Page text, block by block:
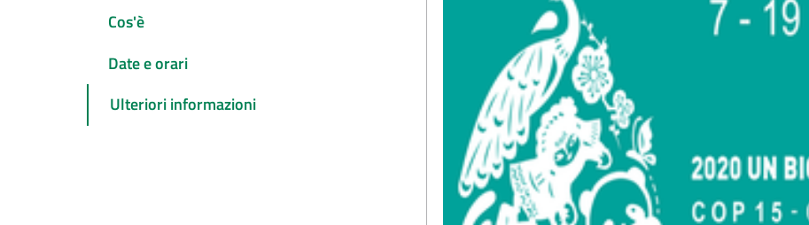
Cos'è
Date e orari
Ulteriori informazioni